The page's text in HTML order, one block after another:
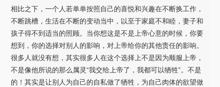
相比之下，一个人若单单按照自己的喜悦和兴趣在不断换工作，
不断跳槽，生活在不断的变动当中，以至于家庭不和睦，妻子和
孩子得不到适当的照顾。当你想这是不是上帝心意的时候，你要
想到，你的选择对别人的影响，对上帝给你的其他责任的影响。
很多人就没有想，其实很多人在这个选择上不是因为顺服上帝，
不是像他所说的那么属灵“我交给上帝了，我都可以牺牲”。不是
的！其实是让别人为自己的自私做了牺牲，为自己肉体的欲望做